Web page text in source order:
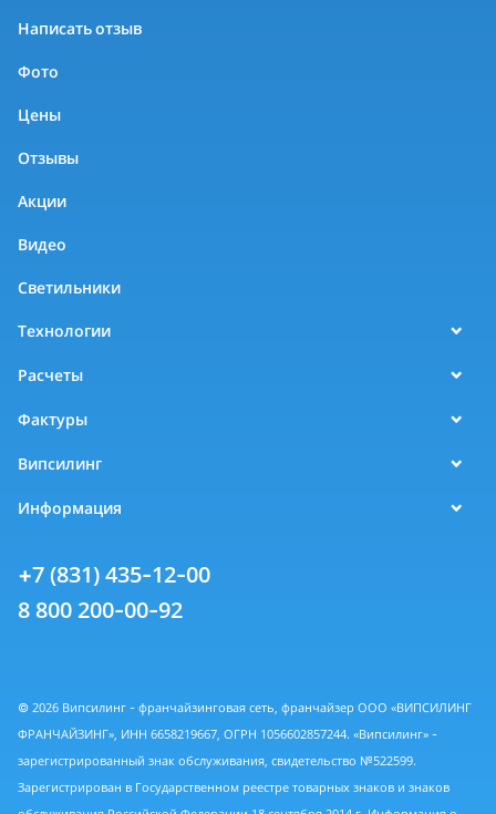
Написать отзыв
Фото
Цены
Отзывы
Акции
Видео
Светильники
Технологии
Расчеты
Фактуры
Випсилинг
Информация
+7 (831) 435-12-00
8 800 200-00-92
© 2026 Випсилинг - франчайзинговая сеть, франчайзер ООО «ВИПСИЛИНГ
ФРАНЧАЙЗИНГ», ИНН 6658219667, ОГРН 1056602857244. «Випсилинг» -
зарегистрированный знак обслуживания, свидетельство №522599.
Зарегистрирован в Государственном реестре товарных знаков и знаков